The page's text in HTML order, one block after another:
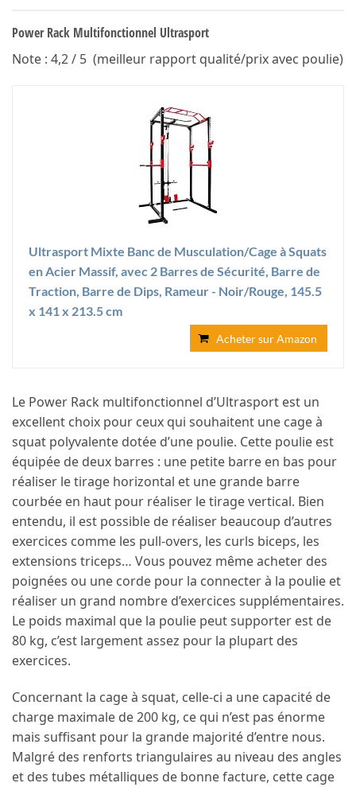
‎Power Rack Multifonctionnel Ultrasport
Note : 4,2 / 5 (meilleur rapport qualité/prix avec poulie)
Ultrasport Mixte Banc de Musculation/Cage à Squats
en Acier Massif, avec 2 Barres de Sécurité, Barre de
Traction, Barre de Dips, Rameur - Noir/Rouge, 145.5
x 141 x 213.5 cm
Acheter sur Amazon
Le Power Rack multifonctionnel d’Ultrasport est un
excellent choix pour ceux qui souhaitent une cage à
squat polyvalente dotée d’une poulie. Cette poulie est
équipée de deux barres : une petite barre en bas pour
réaliser le tirage horizontal et une grande barre
courbée en haut pour réaliser le tirage vertical. Bien
entendu, il est possible de réaliser beaucoup d’autres
exercices comme les pull-overs, les curls biceps, les
extensions triceps… Vous pouvez même acheter des
poignées ou une corde pour la connecter à la poulie et
réaliser un grand nombre d’exercices supplémentaires.
Le poids maximal que la poulie peut supporter est de
80 kg, c’est largement assez pour la plupart des
exercices.
Concernant la cage à squat, celle-ci a une capacité de
charge maximale de 200 kg, ce qui n’est pas énorme
mais suffisant pour la grande majorité d’entre nous.
Malgré des renforts triangulaires au niveau des angles
et des tubes métalliques de bonne facture, cette cage